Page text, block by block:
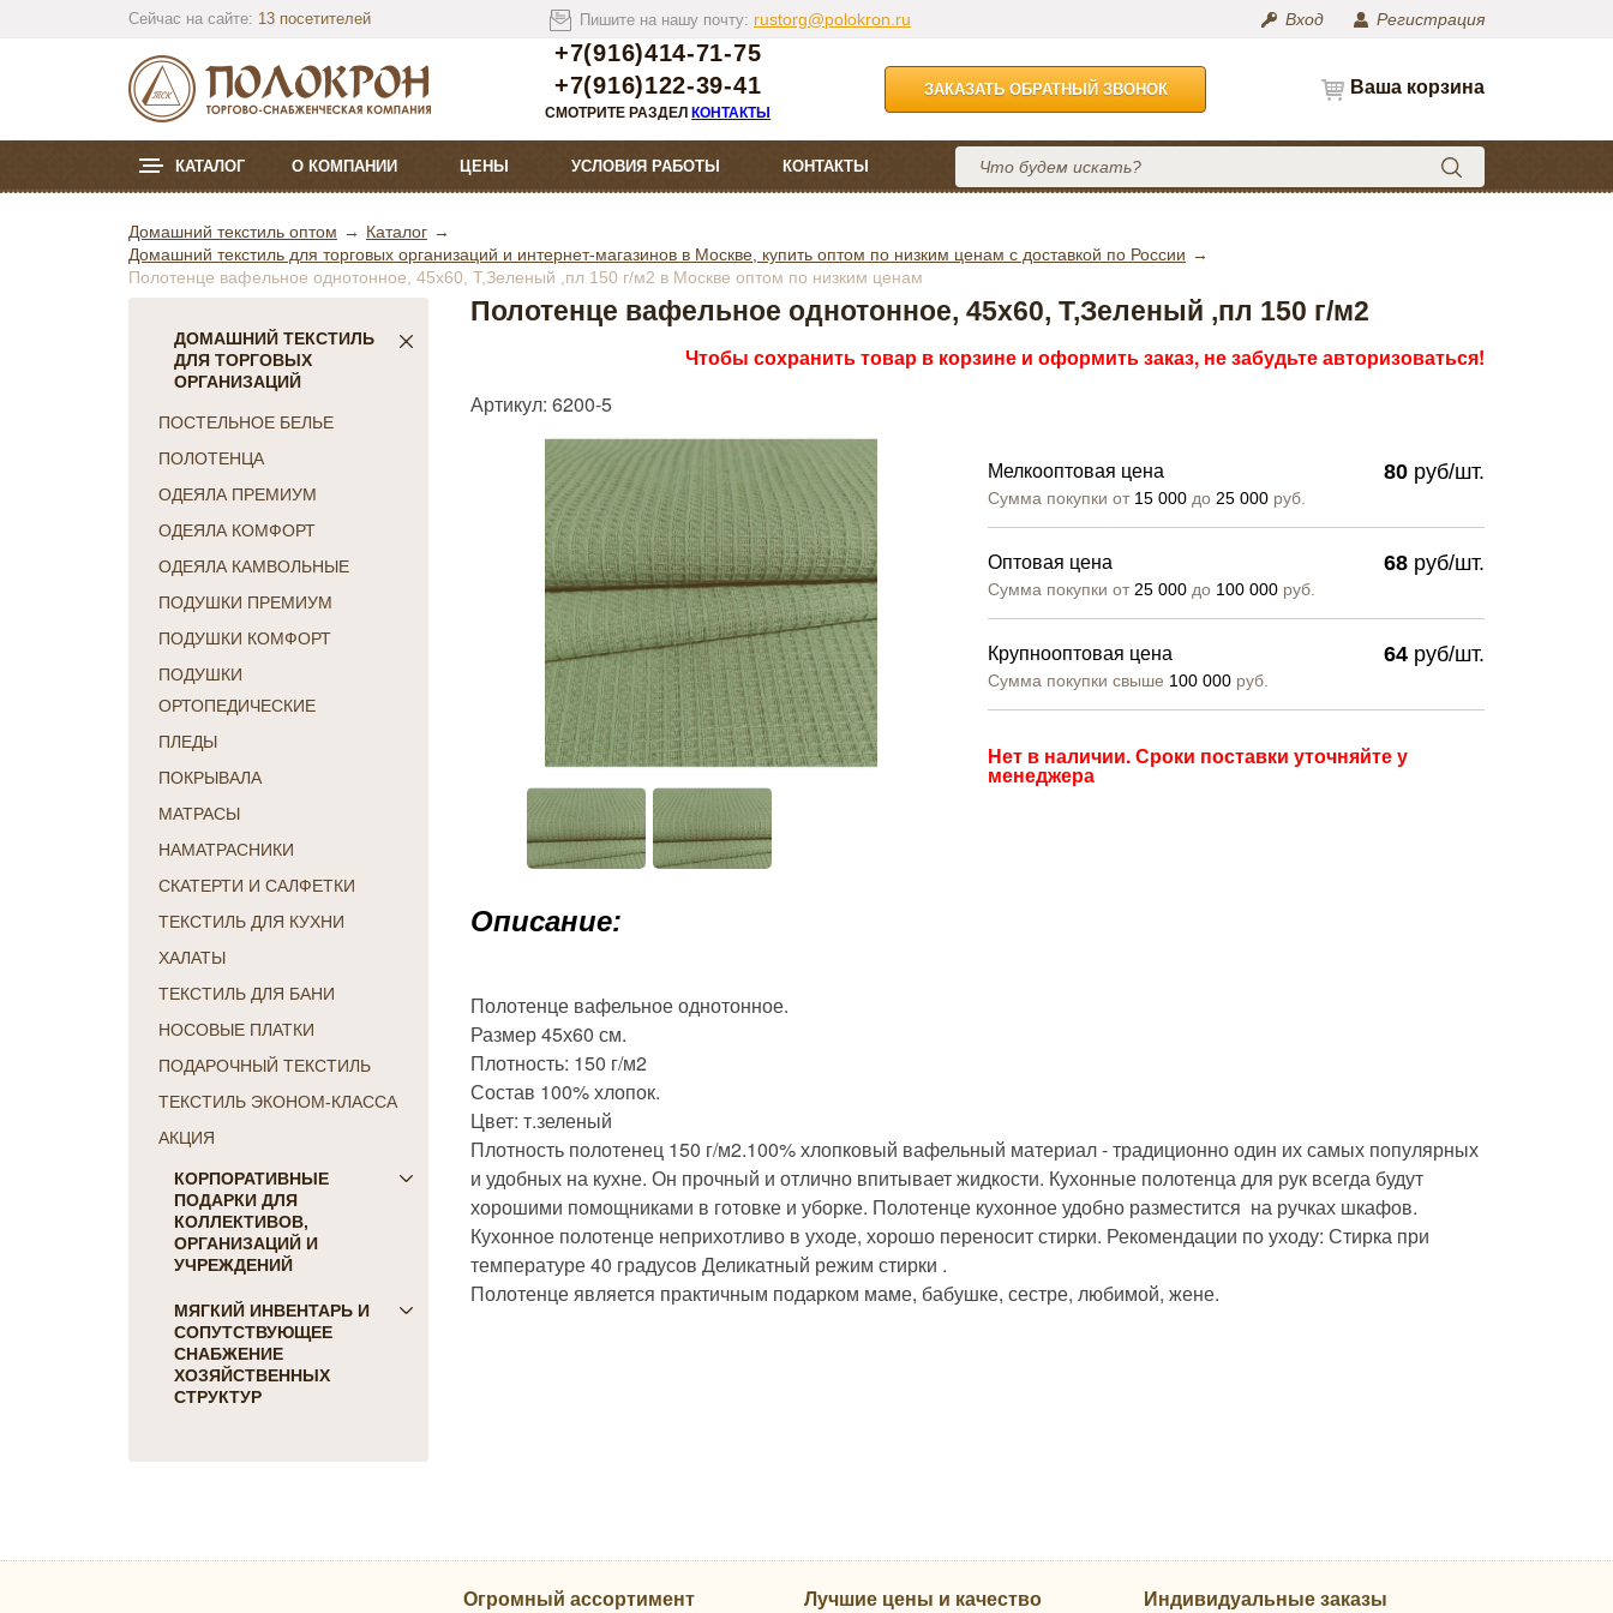
Сейчас на сайте: 13 посетителей Пишите на нашу почту: rustorg@polokron.ru Вход Регистрация
+7(916)414-71-75
+7(916)122-39-41
СМОТРИТЕ РАЗДЕЛКОНТАКТЫ
ЗАКАЗАТЬ ОБРАТНЫЙ ЗВОНОК Ваша корзина
КАТАЛОГ О КОМПАНИИ ЦЕНЫ УСЛОВИЯ РАБОТЫ КОНТАКТЫ
Домашний текстиль оптом
Каталог
Домашний текстиль для торговых организаций и интернет-магазинов в Москве, купить оптом по низким ценам с доставкой по России
Полотенце вафельное однотонное, 45х60, Т,Зеленый ,пл 150 г/м2 в Москве оптом по низким ценам
ДОМАШНИЙ ТЕКСТИЛЬ
ДЛЯ ТОРГОВЫХ
ОРГАНИЗАЦИЙ
ПОСТЕЛЬНОЕ БЕЛЬЕ
ПОЛОТЕНЦА
ОДЕЯЛА ПРЕМИУМ
ОДЕЯЛА КОМФОРТ
ОДЕЯЛА КАМВОЛЬНЫЕ
ПОДУШКИ ПРЕМИУМ
ПОДУШКИ КОМФОРТ
ПОДУШКИ
ОРТОПЕДИЧЕСКИЕ
ПЛЕДЫ
ПОКРЫВАЛА
МАТРАСЫ
НАМАТРАСНИКИ
СКАТЕРТИ И САЛФЕТКИ
ТЕКСТИЛЬ ДЛЯ КУХНИ
ХАЛАТЫ
ТЕКСТИЛЬ ДЛЯ БАНИ
НОСОВЫЕ ПЛАТКИ
ПОДАРОЧНЫЙ ТЕКСТИЛЬ
ТЕКСТИЛЬ ЭКОНОМ-КЛАССА
АКЦИЯ
КОРПОРАТИВНЫЕ
ПОДАРКИ ДЛЯ
КОЛЛЕКТИВОВ,
ОРГАНИЗАЦИЙ И
УЧРЕЖДЕНИЙ
ПОДАРКИ ДЛЯ КОГО:
Женщинам
Коллегам
Мужчинам
День Победы
МЯГКИЙ ИНВЕНТАРЬ И
СОПУТСТВУЮЩЕЕ
СНАБЖЕНИЕ
ХОЗЯЙСТВЕННЫХ
СТРУКТУР
Полотенце вафельное однотонное, 45х60, Т,Зеленый ,пл 150 г/м2
Чтобы сохранить товар в корзине и оформить заказ, не забудьте авторизоваться!
Артикул: 6200-5
Мелкооптовая цена
Сумма покупки от 15 000до 25 000руб.
80 руб/шт.
Оптовая цена
Сумма покупки от 25 000до 100 000руб.
68 руб/шт.
Крупнооптовая цена
Сумма покупки свыше 100 000руб.
64 руб/шт.
Нет в наличии. Сроки поставки уточняйте у
менеджера
Описание:
Полотенце вафельное однотонное.
Размер 45х60 см.
Плотность: 150 г/м2
Состав 100% хлопок.
Цвет: т.зеленый
Плотность полотенец 150 г/м2.100% хлопковый вафельный материал - традиционно один их самых популярных
и удобных на кухне. Он прочный и отлично впитывает жидкости. Кухонные полотенца для рук всегда будут
хорошими помощниками в готовке и уборке. Полотенце кухонное удобно разместится на ручках шкафов.
Кухонное полотенце неприхотливо в уходе, хорошо переносит стирки. Рекомендации по уходу: Стирка при
температуре 40 градусов Деликатный режим стирки .
Полотенце является практичным подарком маме, бабушке, сестре, любимой, жене.
Огромный ассортимент Лучшие цены и качество Индивидуальные заказы